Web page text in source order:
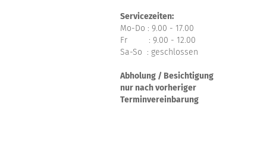
Servicezeiten:
Mo-Do : 9.00 - 17.00
Fr : 9.00 - 12.00
Sa-So : geschlossen
Abholung / Besichtigung
nur nach vorheriger
Terminvereinbarung